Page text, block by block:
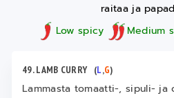
raitaa ja
Low spicy
Medium
49. LAMB CURRY (L,G)
Lammasta tomaatti-, sipuli- ja